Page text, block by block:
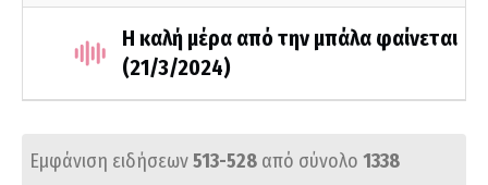
Η καλή μέρα από την μπάλα φαίνεται
(21/3/2024)
Εμφάνιση ειδήσεων513-528 από σύνολο 1338